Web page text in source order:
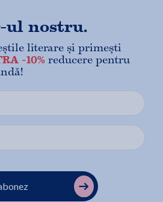
ul nostru.
literare și primești
-10% reducere pentru